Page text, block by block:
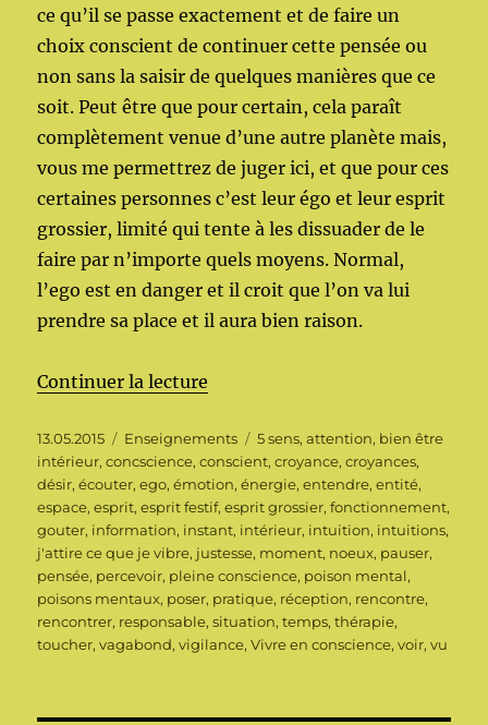
ce qu’il se passe exactement et de faire un
choix conscient de continuer cette pensée ou
non sans la saisir de quelques manières que ce
soit. Peut être que pour certain, cela paraît
complètement venue d’une autre planète mais,
vous me permettrez de juger ici, et que pour ces
certaines personnes c’est leur égo et leur esprit
grossier, limité qui tente à les dissuader de le
faire par n’importe quels moyens. Normal,
l’ego est en danger et il croit que l’on va lui
prendre sa place et il aura bien raison.
Continuer la lecture
Publié
le
13.05.2015 Catégories
Enseignements Étiquettes
5 sens,attention, bien être
intérieur,concscience,conscient,croyance,croyances,
désir,écouter,ego,émotion,énergie,entendre,entité,
espace,esprit,esprit festif,esprit grossier,fonctionnement,
gouter, information, instant, intérieur, intuition, intuitions,
j'attire ce que je vibre, justesse, moment, noeux, pauser,
pensée, percevoir, pleine conscience, poison mental,
poisons mentaux, poser, pratique, réception, rencontre,
rencontrer, responsable,situation,temps,thérapie,
toucher,vagabond,vigilance,Vivre en conscience,voir,vu